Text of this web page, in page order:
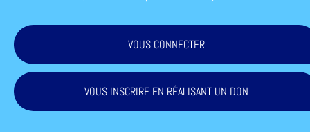
VOUS CONNECTER
VOUS INSCRIRE EN RÉALISANT UN DON